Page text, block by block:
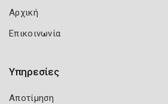
Αρχική
Επικοινωνία
Υπηρεσίες
Αποτίμηση